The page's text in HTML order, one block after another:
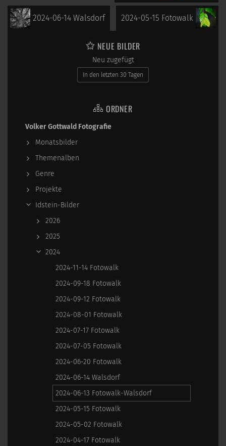
2024-06-14 Walsdorf 2024-05-15 Fotowalk
NEUE BILDER
Neu zugefügt
In den letzten 30 Tagen
ORDNER
Volker Gottwald Fotografie
Monatsbilder
Themenalben
Genre
Projekte
Idstein-Bilder
2026
2025
2024
2024-11-14 Fotowalk
2024-09-18 Fotowalk
2024-09-12 Fotowalk
2024-08-01 Fotowalk
2024-07-17 Fotowalk
2024-07-05 Fotowalk
2024-06-20 Fotowalk
2024-06-14 Walsdorf
2024-06-13 Fotowalk-Walsdorf
2024-05-15 Fotowalk
2024-05-02 Fotowalk
2024-04-17 Fotowalk